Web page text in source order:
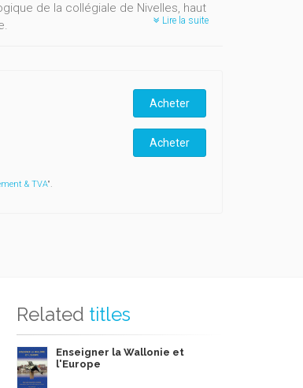
de la collégiale de Nivelles, haut
Lire la suite
Acheter
Acheter
& TVA".
Related titles
Enseigner la Wallonie et
l'Europe